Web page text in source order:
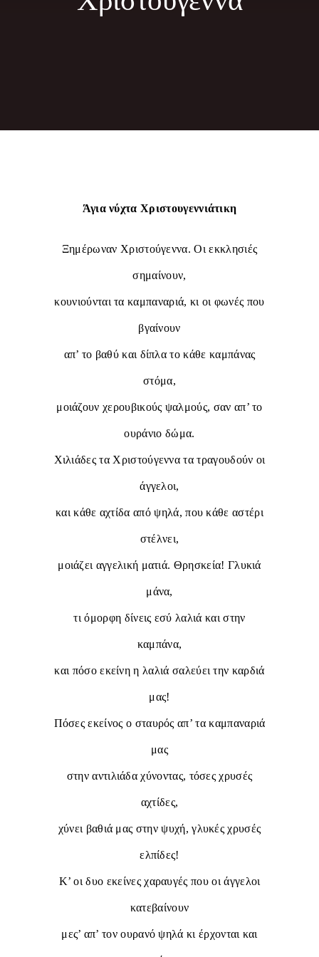
Άγια νύχτα Χριστουγεννιάτικη
Ξημέρωναν Χριστούγεννα. Οι εκκλησιές
σημαίνουν,
κουνιούνται τα καμπαναριά, κι οι φωνές που
βγαίνουν
απ’ το βαθύ και δίπλα το κάθε καμπάνας
στόμα,
μοιάζουν χερουβικούς ψαλμούς, σαν απ’ το
ουράνιο δώμα.
Χιλιάδες τα Χριστούγεννα τα τραγουδούν οι
άγγελοι,
και κάθε αχτίδα από ψηλά, που κάθε αστέρι
στέλνει,
μοιάζει αγγελική ματιά. Θρησκεία! Γλυκιά
μάνα,
τι όμορφη δίνεις εσύ λαλιά και στην
καμπάνα,
και πόσο εκείνη η λαλιά σαλεύει την καρδιά
μας!
Πόσες εκείνος ο σταυρός απ’ τα καμπαναριά
μας
στην αντιλιάδα χύνοντας, τόσες χρυσές
αχτίδες,
χύνει βαθιά μας στην ψυχή, γλυκές χρυσές
ελπίδες!
Κ’ οι δυο εκείνες χαραυγές που οι άγγελοι
κατεβαίνουν
μες’ απ’ τον ουρανό ψηλά κι έρχονται και